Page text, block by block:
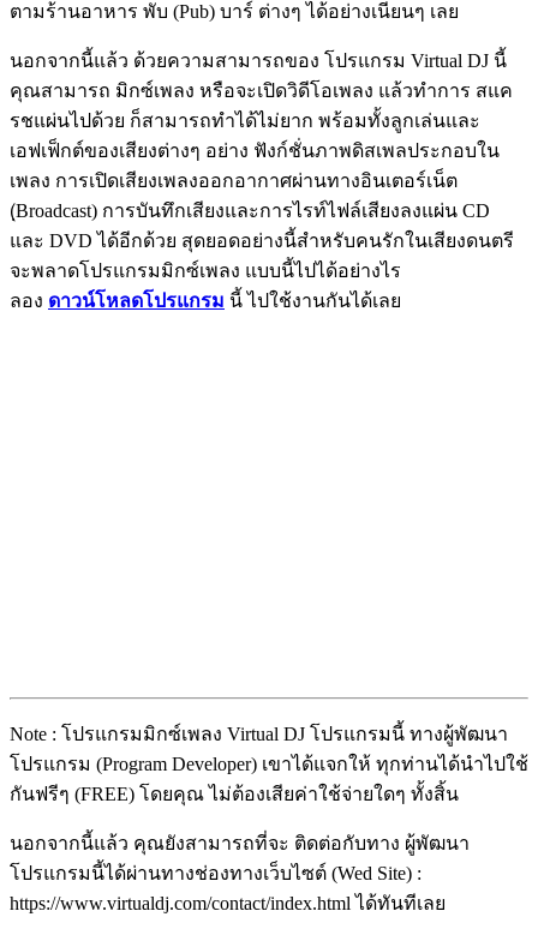
ตามร้านอาหาร พับ (Pub) บาร์ ต่างๆ ได้อย่างเนียนๆ เลย
นอกจากนี้แล้ว ด้วยความสามารถของ โปรแกรม Virtual DJ นี้
คุณสามารถ มิกซ์เพลง หรือจะเปิดวิดีโอเพลง แล้วทำการ สแค
รชแผ่นไปด้วย ก็สามารถทำได้ไม่ยาก พร้อมทั้งลูกเล่นและ
เอฟเฟ็กต์ของเสียงต่างๆ อย่าง ฟังก์ชั่นภาพดิสเพลประกอบใน
เพลง การเปิดเสียงเพลงออกอากาศผ่านทางอินเตอร์เน็ต
(ฺBroadcast) การบันทึกเสียงและการไรท์ไฟล์เสียงลงแผ่น CD
และ DVD ได้อีกด้วย สุดยอดอย่างนี้สำหรับคนรักในเสียงดนตรี
จะพลาดโปรแกรมมิกซ์เพลง แบบนี้ไปได้อย่างไร
ลอง ดาวน์โหลดโปรแกรม นี้ ไปใช้งานกันได้เลย
Note : โปรแกรมมิกซ์เพลง Virtual DJ โปรแกรมนี้ ทางผู้พัฒนา
โปรแกรม (Program Developer) เขาได้แจกให้ ทุกท่านได้นำไปใช้
กันฟรีๆ (FREE) โดยคุณ ไม่ต้องเสียค่าใช้จ่ายใดๆ ทั้งสิ้น
นอกจากนี้แล้ว คุณยังสามารถที่จะ ติดต่อกับทาง ผู้พัฒนา
โปรแกรมนี้ได้ผ่านทางช่องทางเว็บไซต์ (Wed Site) :
https://www.virtualdj.com/contact/index.html ได้ทันทีเลย